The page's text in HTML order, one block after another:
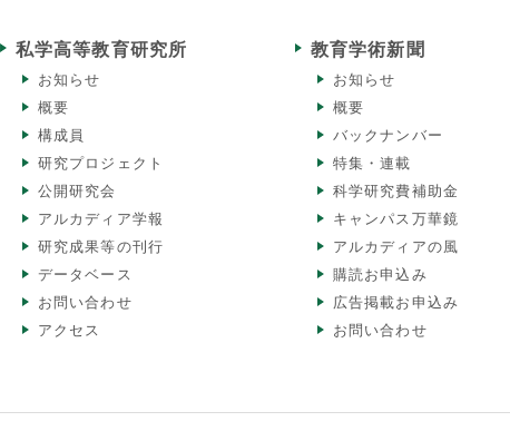
私学高等教育研究所
お知らせ
概要
構成員
研究プロジェクト
公開研究会
アルカディア学報
研究成果等の刊行
データベース
お問い合わせ
アクセス
教育学術新聞
お知らせ
概要
バックナンバー
特集・連載
科学研究費補助金
キャンパス万華鏡
アルカディアの風
購読お申込み
広告掲載お申込み
お問い合わせ